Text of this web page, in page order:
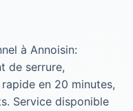
à Annoisin:
de serrure,
en 20 minutes,
Service disponible